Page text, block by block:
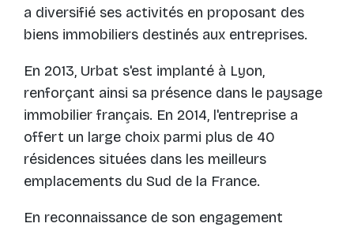
a diversifié ses activités en proposant des
biens immobiliers destinés aux entreprises.
En 2013, Urbat s'est implanté à Lyon,
renforçant ainsi sa présence dans le paysage
immobilier français. En 2014, l'entreprise a
offert un large choix parmi plus de 40
résidences situées dans les meilleurs
emplacements du Sud de la France.
En reconnaissance de son engagement